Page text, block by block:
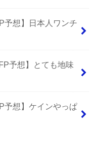
予想】日本人ワンチ
予想】とても地味
予想】ケインやっぱ